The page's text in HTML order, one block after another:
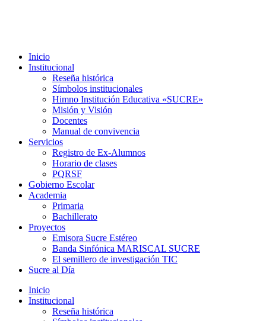
Inicio
Institucional
Reseña histórica
Símbolos institucionales
Himno Institución Educativa «SUCRE»
Misión y Visión
Docentes
Manual de convivencia
Servicios
Registro de Ex-Alumnos
Horario de clases
PQRSF
Gobierno Escolar
Academia
Primaria
Bachillerato
Proyectos
Emisora Sucre Estéreo
Banda Sinfónica MARISCAL SUCRE
El semillero de investigación TIC
Sucre al Día
Inicio
Institucional
Reseña histórica